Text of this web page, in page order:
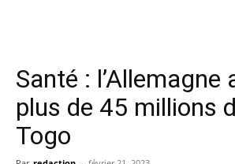
Santé : l’Allemagne
plus de 45 millions
Togo